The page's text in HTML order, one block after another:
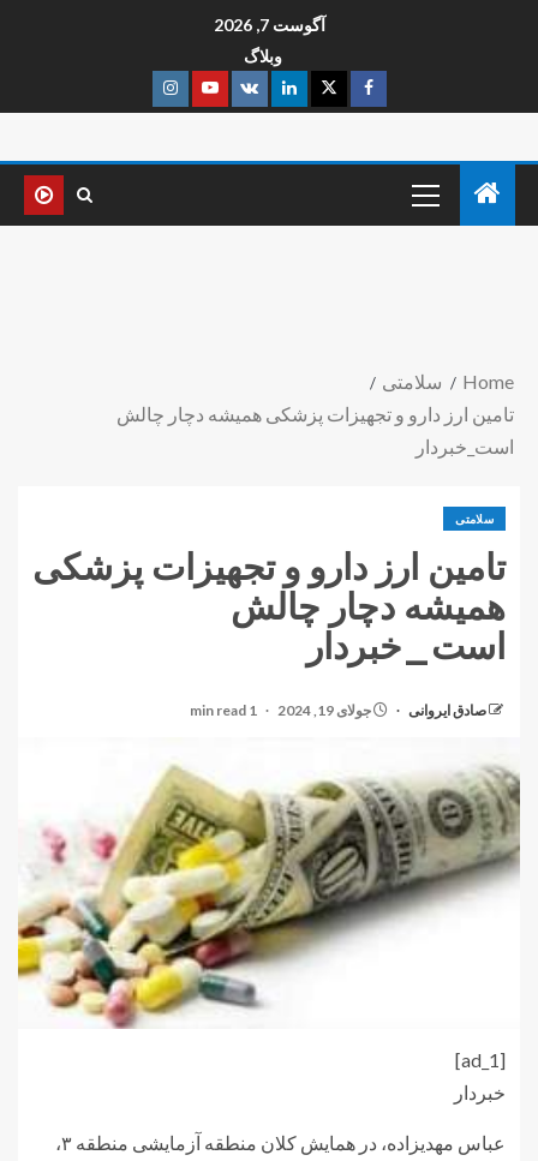
آگوست 7, 2026
وبلاگ
Home
سلامتی
تامین ارز دارو و تجهیزات پزشکی همیشه دچار چالش
است_خبردار
سلامتی
تامین ارز دارو و تجهیزات پزشکی
همیشه دچار چالش
است_خبردار
صادق ایروانی جولای 19, 2024 1 min read
[ad_1]
خبردار
عباس مهدیزاده، در همایش کلان منطقه آزمایشی منطقه ۳،